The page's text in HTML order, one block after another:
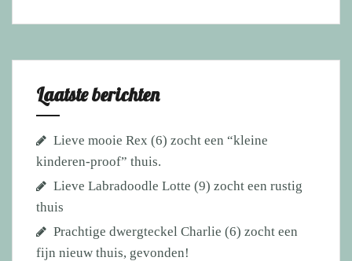
Laatste berichten
Lieve mooie Rex (6) zocht een “kleine
kinderen-proof” thuis.
Lieve Labradoodle Lotte (9) zocht een rustig
thuis
Prachtige dwergteckel Charlie (6) zocht een
fijn nieuw thuis, gevonden!